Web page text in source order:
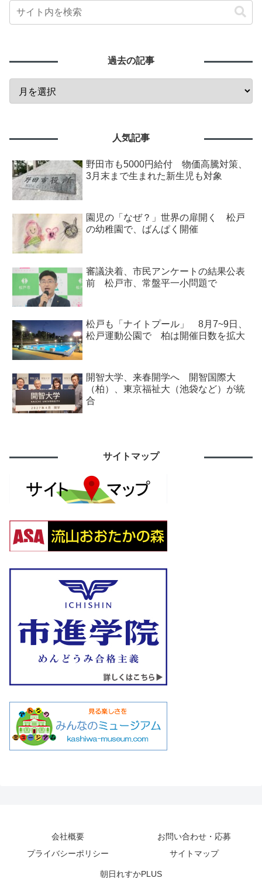
過去の記事
人気記事
野田市も5000円給付 物価高騰対策、
3月末まで生まれた新生児も対象
園児の「なぜ？」世界の扉開く 松戸
の幼稚園で、ばんぱく開催
審議決着、市民アンケートの結果公表
前 松戸市、常盤平一小問題で
松戸も「ナイトプール」 8月7~9日、
松戸運動公園で 柏は開催日数を拡大
開智大学、来春開学へ 開智国際大
（柏）、東京福祉大（池袋など）が統
合
サイトマップ
会社概要
お問い合わせ・応募
プライバシーポリシー
サイトマップ
朝日れすかPLUS